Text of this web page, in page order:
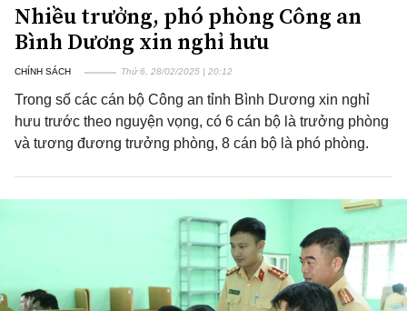
Nhiều trưởng, phó phòng Công an
Bình Dương xin nghỉ hưu
CHÍNH SÁCH Thứ 6, 28/02/2025 | 20:12
Trong số các cán bộ Công an tỉnh Bình Dương xin nghỉ
hưu trước theo nguyện vọng, có 6 cán bộ là trưởng phòng
và tương đương trưởng phòng, 8 cán bộ là phó phòng.